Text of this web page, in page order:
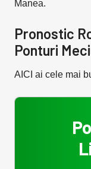
Manea.
Pronostic
Ponturi
AICI ai cele mai